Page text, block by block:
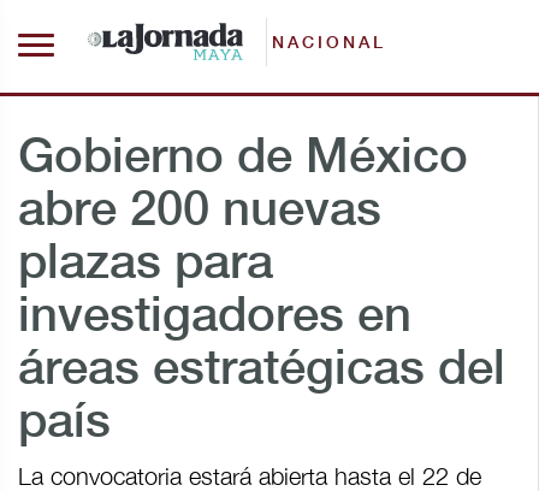
NACIONAL
Gobierno de México
abre 200 nuevas
plazas para
investigadores en
áreas estratégicas del
país
La convocatoria estará abierta hasta el 22 de